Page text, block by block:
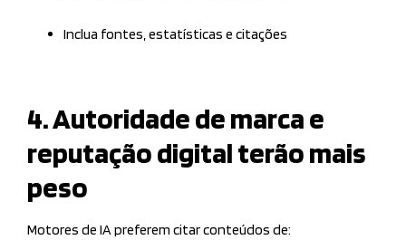
Inclua fontes, estatísticas e citações
4. Autoridade de marca e
reputação digital terão mais
peso
Motores de IA preferem citar conteúdos de: